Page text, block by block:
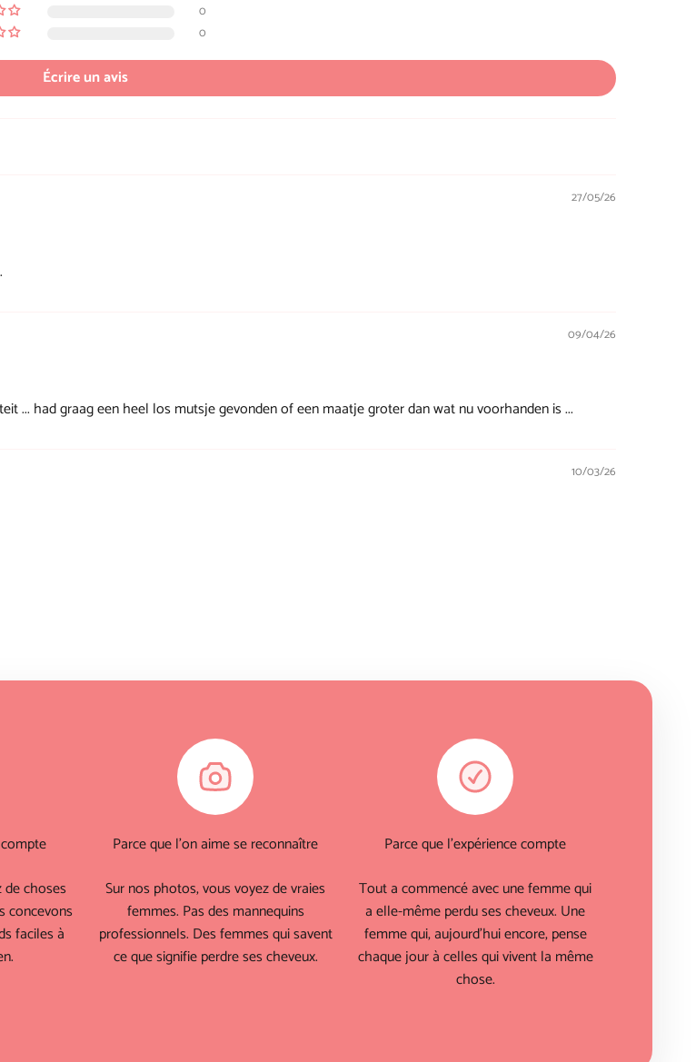
0
0
Écrire un avis
27/05/26
09/04/26
... had graag een heel los mutsje gevonden of een maatje groter dan wat nu voorhanden is ...
10/03/26
de choses
concevons
faciles à
Parce que l'on aime se reconnaître
Sur nos photos, vous voyez de vraies
femmes. Pas des mannequins
professionnels. Des femmes qui savent
ce que signifie perdre ses cheveux.
Parce que l'expérience compte
Tout a commencé avec une femme qui
a elle-même perdu ses cheveux. Une
femme qui, aujourd'hui encore, pense
chaque jour à celles qui vivent la même
chose.